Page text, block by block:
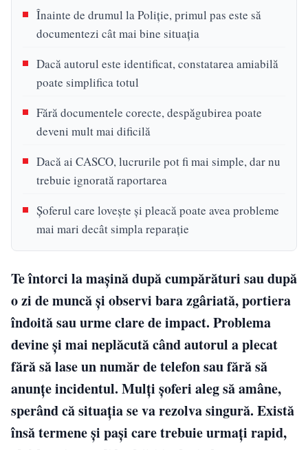
Înainte de drumul la Poliție, primul pas este să
documentezi cât mai bine situația
Dacă autorul este identificat, constatarea amiabilă
poate simplifica totul
Fără documentele corecte, despăgubirea poate
deveni mult mai dificilă
Dacă ai CASCO, lucrurile pot fi mai simple, dar nu
trebuie ignorată raportarea
Șoferul care lovește și pleacă poate avea probleme
mai mari decât simpla reparație
Te întorci la mașină după cumpărături sau după
o zi de muncă și observi bara zgâriată, portiera
îndoită sau urme clare de impact. Problema
devine și mai neplăcută când autorul a plecat
fără să lase un număr de telefon sau fără să
anunțe incidentul. Mulți șoferi aleg să amâne,
sperând că situația se va rezolva singură. Există
însă termene și pași care trebuie urmați rapid,